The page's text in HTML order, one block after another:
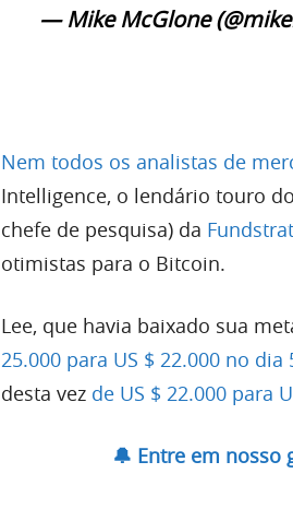
— Mike McGlone
Nem todos os analistas de
Intelligence, o lendário touro
chefe de pesquisa) da
otimistas para o Bitcoin.
Lee, que havia baixado sua
25.000 para US $ 22.000 no dia
desta vez de US $ 22.000 para
🔔 Entre em nosso